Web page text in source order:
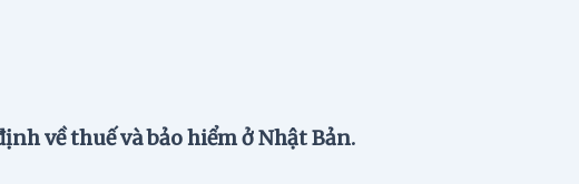
về thuế và bảo hiểm ở Nhật Bản.